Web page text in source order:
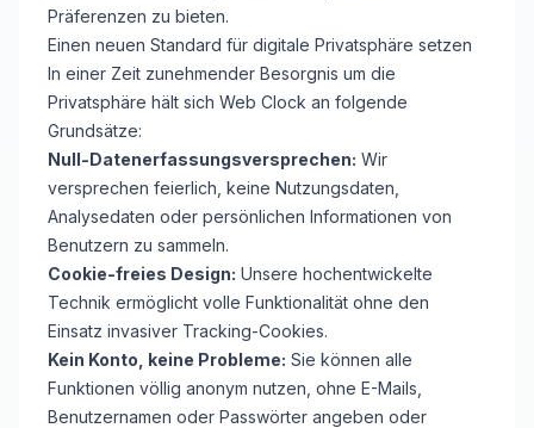
Präferenzen zu bieten.
Einen neuen Standard für digitale Privatsphäre setzen
In einer Zeit zunehmender Besorgnis um die
Privatsphäre hält sich Web Clock an folgende
Grundsätze:
Null-Datenerfassungsversprechen: Wir
versprechen feierlich, keine Nutzungsdaten,
Analysedaten oder persönlichen Informationen von
Benutzern zu sammeln.
Cookie-freies Design: Unsere hochentwickelte
Technik ermöglicht volle Funktionalität ohne den
Einsatz invasiver Tracking-Cookies.
Kein Konto, keine Probleme: Sie können alle
Funktionen völlig anonym nutzen, ohne E-Mails,
Benutzernamen oder Passwörter angeben oder